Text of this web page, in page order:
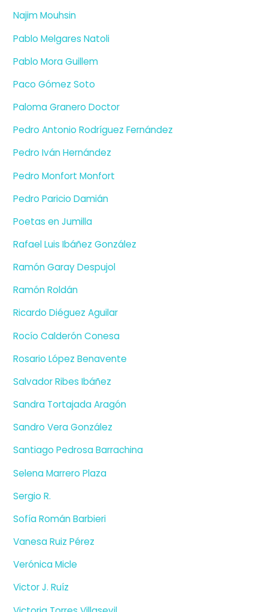
Najim Mouhsin
Pablo Melgares Natoli
Pablo Mora Guillem
Paco Gómez Soto
Paloma Granero Doctor
Pedro Antonio Rodríguez Fernández
Pedro Iván Hernández
Pedro Monfort Monfort
Pedro Paricio Damián
Poetas en Jumilla
Rafael Luis Ibáñez González
Ramón Garay Despujol
Ramón Roldán
Ricardo Diéguez Aguilar
Rocío Calderón Conesa
Rosario López Benavente
Salvador Ribes Ibáñez
Sandra Tortajada Aragón
Sandro Vera González
Santiago Pedrosa Barrachina
Selena Marrero Plaza
Sergio R.
Sofía Román Barbieri
Vanesa Ruiz Pérez
Verónica Micle
Victor J. Ruíz